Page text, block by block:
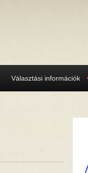
Választási információk